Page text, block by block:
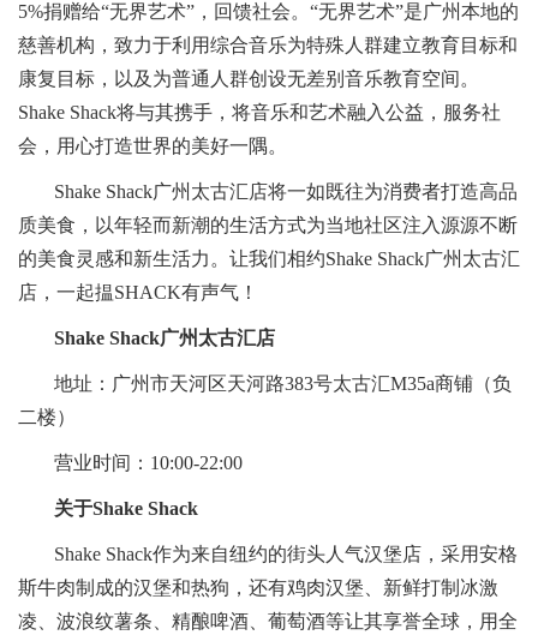
5%捐赠给“无界艺术”，回馈社会。“无界艺术”是广州本地的
慈善机构，致力于利用综合音乐为特殊人群建立教育目标和
康复目标，以及为普通人群创设无差别音乐教育空间。
Shake Shack将与其携手，将音乐和艺术融入公益，服务社
会，用心打造世界的美好一隅。
Shake Shack广州太古汇店将一如既往为消费者打造高品
质美食，以年轻而新潮的生活方式为当地社区注入源源不断
的美食灵感和新生活力。让我们相约Shake Shack广州太古汇
店，一起揾SHACK有声气！
Shake Shack广州太古汇店
地址：广州市天河区天河路383号太古汇M35a商铺（负
二楼）
营业时间：10:00-22:00
关于Shake Shack
Shake Shack作为来自纽约的街头人气汉堡店，采用安格
斯牛肉制成的汉堡和热狗，还有鸡肉汉堡、新鲜打制冰激
凌、波浪纹薯条、精酿啤酒、葡萄酒等让其享誉全球，用全